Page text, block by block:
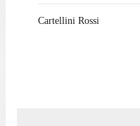
Cartellini Rossi